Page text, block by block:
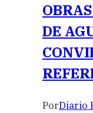
DE
PorDiario